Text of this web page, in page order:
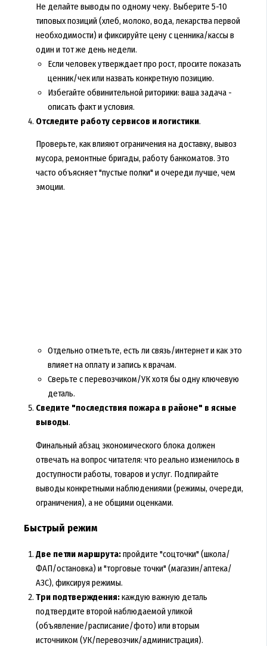
Не делайте выводы по одному чеку. Выберите 5-10
типовых позиций (хлеб, молоко, вода, лекарства первой
необходимости) и фиксируйте цену с ценника/кассы в
один и тот же день недели.
Если человек утверждает про рост, просите показать
ценник/чек или назвать конкретную позицию.
Избегайте обвинительной риторики: ваша задача -
описать факт и условия.
Отследите работу сервисов и логистики.
Проверьте, как влияют ограничения на доставку, вывоз
мусора, ремонтные бригады, работу банкоматов. Это
часто объясняет "пустые полки" и очереди лучше, чем
эмоции.
Отдельно отметьте, есть ли связь/интернет и как это
влияет на оплату и запись к врачам.
Сверьте с перевозчиком/УК хотя бы одну ключевую
деталь.
Сведите "последствия пожара в районе" в ясные
выводы.
Финальный абзац экономического блока должен
отвечать на вопрос читателя: что реально изменилось в
доступности работы, товаров и услуг. Подпирайте
выводы конкретными наблюдениями (режимы, очереди,
ограничения), а не общими оценками.
Быстрый режим
Две петли маршрута:пройдите "соцточки" (школа/
ФАП/остановка) и "торговые точки" (магазин/аптека/
АЗС), фиксируя режимы.
Три подтверждения:каждую важную деталь
подтвердите второй наблюдаемой уликой
(объявление/расписание/фото) или вторым
источником (УК/перевозчик/администрация).